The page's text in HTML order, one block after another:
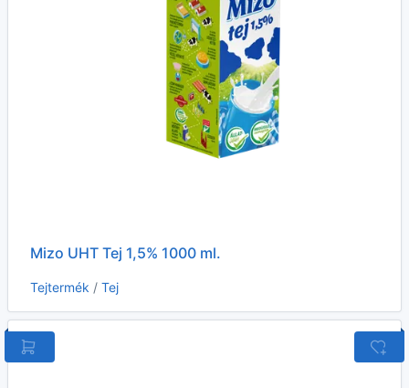
Mizo UHT Tej 1,5% 1000 ml.
Tejtermék / Tej